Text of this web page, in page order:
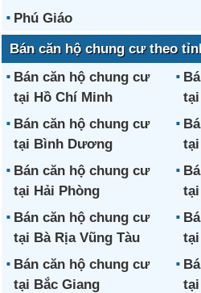
Phú Giáo
Bán căn hộ chung cư theo
Bán căn hộ chung cư
tại Hồ Chí Minh
tại
Bán căn hộ chung cư
tại Bình Dương
Bán căn hộ chung cư
tại Hải Phòng
Bán căn hộ chung cư
tại Bà Rịa Vũng Tàu
Bán căn hộ chung cư
tại Bắc Giang